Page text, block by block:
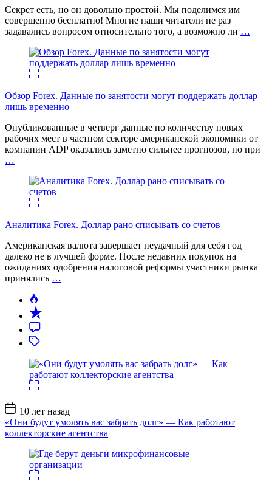
Секрет есть, но он довольно простой. Мы поделимся им
совершенно бесплатно! Многие наши читатели не раз
задавались вопросом относительно того, а возможно ли …
Обзор Forex. Данные по занятости могут поддержать доллар
лишь временно
Опубликованные в четверг данные по количеству новых
рабочих мест в частном секторе американской экономики от
компании ADP оказались заметно сильнее прогнозов, но при
…
Аналитика Forex. Доллар рано списывать со счетов
Американская валюта завершает неудачный для себя год
далеко не в лучшей форме. После недавних покупок на
ожиданиях одобрения налоговой реформы участники рынка
принялись …
Дата
записи
10 лет назад
«Они будут умолять вас забрать долг» — Как работают
коллекторские агентства